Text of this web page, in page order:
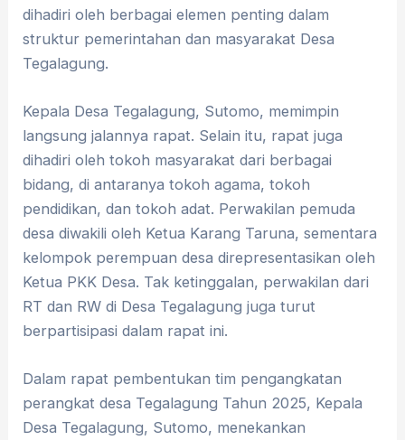
dihadiri oleh berbagai elemen penting dalam
struktur pemerintahan dan masyarakat Desa
Tegalagung.
Kepala Desa Tegalagung, Sutomo, memimpin
langsung jalannya rapat. Selain itu, rapat juga
dihadiri oleh tokoh masyarakat dari berbagai
bidang, di antaranya tokoh agama, tokoh
pendidikan, dan tokoh adat. Perwakilan pemuda
desa diwakili oleh Ketua Karang Taruna, sementara
kelompok perempuan desa direpresentasikan oleh
Ketua PKK Desa. Tak ketinggalan, perwakilan dari
RT dan RW di Desa Tegalagung juga turut
berpartisipasi dalam rapat ini.
Dalam rapat pembentukan tim pengangkatan
perangkat desa Tegalagung Tahun 2025, Kepala
Desa Tegalagung, Sutomo, menekankan